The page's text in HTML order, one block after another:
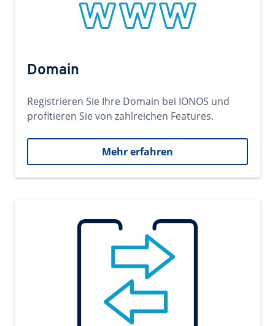
Domain
Registrieren Sie Ihre Domain bei IONOS und
profitieren Sie von zahlreichen Features.
Mehr erfahren